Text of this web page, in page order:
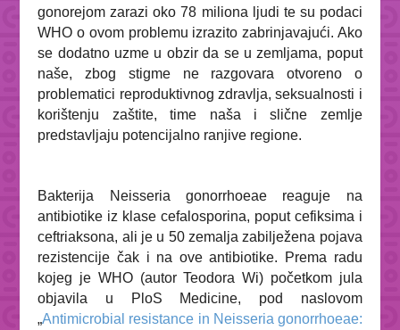
gonorejom zarazi oko 78 miliona ljudi te su podaci
WHO o ovom problemu izrazito zabrinjavajući. Ako
se dodatno uzme u obzir da se u zemljama, poput
naše, zbog stigme ne razgovara otvoreno o
problematici reproduktivnog zdravlja, seksualnosti i
korištenju zaštite, time naša i slične zemlje
predstavljaju potencijalno ranjive regione.
Bakterija Neisseria gonorrhoeae reaguje na
antibiotike iz klase cefalosporina, poput cefiksima i
ceftriaksona, ali je u 50 zemalja zabilježena pojava
rezistencije čak i na ove antibiotike. Prema radu
kojeg je WHO (autor Teodora Wi) početkom jula
objavila u
PloS Medicine, pod naslovom
„Antimicrobial resistance in Neisseria gonorrhoeae: